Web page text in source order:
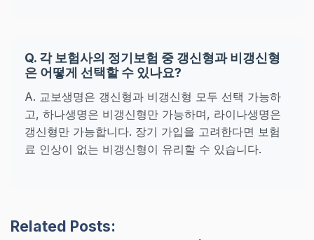
Q. 각 보험사의 정기보험 중 갱신형과 비갱신형
은 어떻게 선택할 수 있나요?
A. 교보생명은 갱신형과 비갱신형 모두 선택 가능하
고, 하나생명은 비갱신형만 가능하며, 라이나생명은
갱신형만 가능합니다. 장기 가입을 고려한다면 보험
료 인상이 없는 비갱신형이 유리할 수 있습니다.
Related Posts: